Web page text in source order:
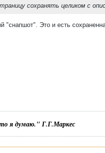
сохранять целиком с
Это и есть
я думаю." Г.Г.Маркес